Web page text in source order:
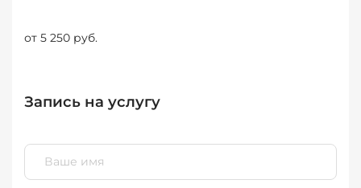
от 5 250 руб.
Запись на услугу